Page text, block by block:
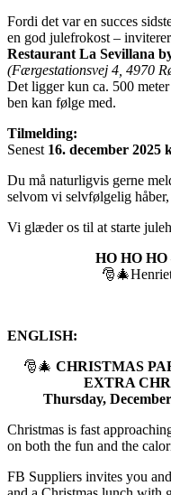
Fordi det var en succes
en god julefrokost –
Restaurant La Sevillana
(Færgestationsvej 4, 4970
Det ligger kun ca. 500
ben kan følge med.
Tilmelding:
Senest 16. december 2025
Du må naturligvis gerne
selvom vi selvfølgelig
Vi glæder os til at starte
HO HO HO
ENGLISH:
🎅🎄 CHRISTMAS
EXTRA
Thursday,
Christmas is fast
on both the fun and the
FB Suppliers invites you